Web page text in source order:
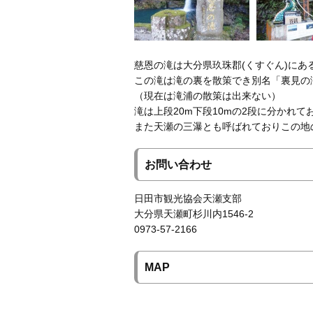
慈恩の滝は大分県玖珠郡(くすぐん)にあ
この滝は滝の裏を散策でき別名「裏見
（現在は滝浦の散策は出来ない）
滝は上段20m下段10mの2段に分かれて
また天瀬の三瀑とも呼ばれておりこの
お問い合わせ
日田市観光協会天瀬支部
大分県天瀬町杉川内1546-2
0973-57-2166
MAP